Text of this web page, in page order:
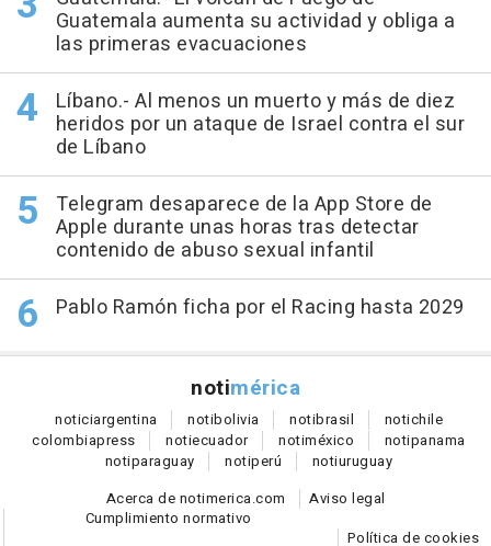
Guatemala aumenta su actividad y obliga a
las primeras evacuaciones
Líbano.- Al menos un muerto y más de diez
heridos por un ataque de Israel contra el sur
de Líbano
Telegram desaparece de la App Store de
Apple durante unas horas tras detectar
contenido de abuso sexual infantil
Pablo Ramón ficha por el Racing hasta 2029
notimérica
noticiargentina notibolivia notibrasil notichile
colombiapress notiecuador notiméxico notipanama
notiparaguay notiperú notiuruguay
Acerca de notimerica.com
Aviso legal
Cumplimiento normativo
Política de cookies